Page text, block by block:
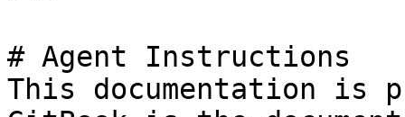
# Agent Instructions
This documentation is